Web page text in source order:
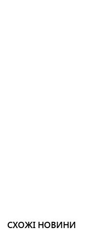
СХОЖІ НОВИНИ